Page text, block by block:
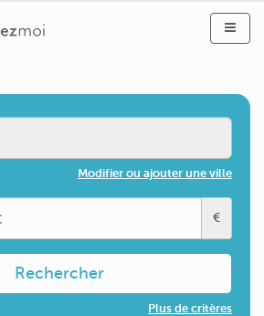
Modifier ou ajouter une ville
€
Rechercher
Plus de critères